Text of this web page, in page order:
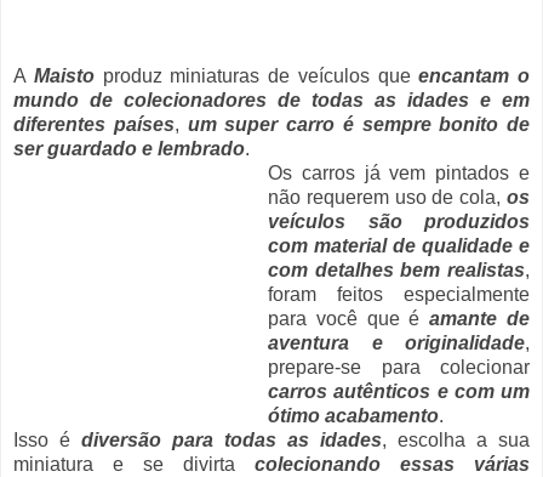
A Maisto produz miniaturas de veículos queencantam o
mundo de colecionadores de todas as idades e em
diferentes países, um super carro é sempre bonito de
ser guardado e lembrado.
Os carros já vem pintados e
não requerem uso de cola, os
veículos são produzidos
com material de qualidade e
com detalhes bem realistas,
foram feitos especialmente
para você que éamante de
aventura e originalidade,
prepare-se para colecionar
carros autênticos e com um
ótimo acabamento.
Isso é diversão para todas as idades, escolha a sua
miniatura e se divirta colecionando essas várias